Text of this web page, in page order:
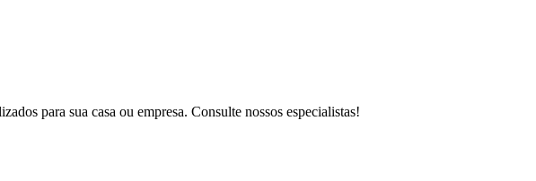
para sua casa ou empresa. Consulte nossos especialistas!